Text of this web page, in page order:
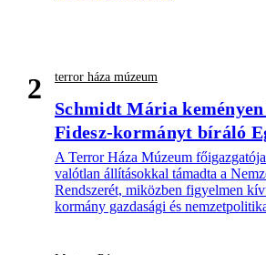
2 terror háza múzeum
Schmidt Mária
Fidesz-kormányt bíráló
A Terror Háza Múzeum
valótlan állításokkal támadta a
Rendszerét, miközben figyelmen
kormány gazdasági és